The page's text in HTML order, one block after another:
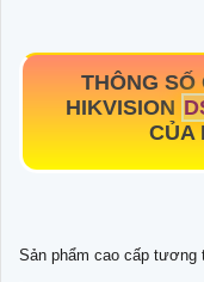
THÔNG SỐ
HIKVISION
CỦA
Sản phẩm cao cấp tương